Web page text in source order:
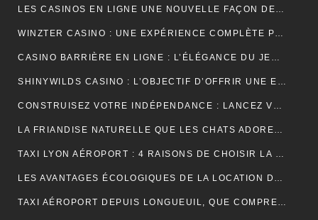
LES CASINOS EN LIGNE UNE NOUVELLE FAÇON DE VIVRE LE JEU
WINZTER CASINO : UNE EXPÉRIENCE COMPLÈTE POUR LES AMATEURS DE JEUX EN LIGNE
CASINO BARRIÈRE EN LIGNE : L’ÉLÉGANCE DU JEU NUMÉRIQUE AU SERVICE DES JOUEURS MODERNES
SHINYWILDS CASINO : L’OBJECTIF D’OFFRIR UNE EXPÉRIENCE DE JEU EXCEPTIONNELLE ET SÉCURISÉE
CONSTRUISEZ VOTRE INDÉPENDANCE : LANCEZ VOTRE ACTIVITÉ DE MARCHAND DE BIENS OU AGENT IMMOBILIER
LA FRIANDISE NATURELLE QUE LES CHATS ADORENT : AVANTAGES ET CONSEILS
TAXI LYON AÉROPORT : 4 RAISONS DE CHOISIR LA FIABILITÉ ET LE CONFORT POUR VOS TRAJETS
LES AVANTAGES ÉCOLOGIQUES DE LA LOCATION DE BENNE
TAXI AÉROPORT DEPUIS LONGUEUIL, QUE COMPREND RÉELLEMENT LE PRIX ANNONCÉ ?